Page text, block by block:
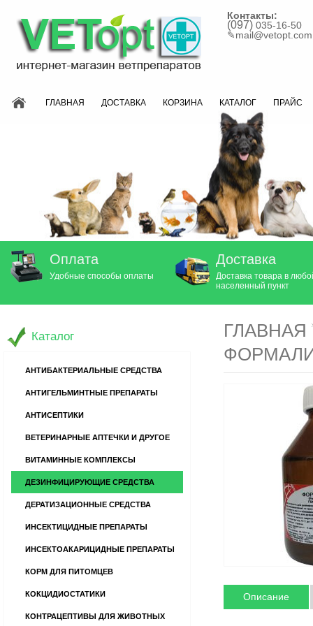
Контакты:
(097) 035-16-50
✎mail@vetopt.com
ГЛАВНАЯ ДОСТАВКА КОРЗИНА КАТАЛОГ ПРАЙС
Оплата
Удобные способы оплаты
Доставка
Доставка товара в
населенный пункт
ГЛАВНАЯ
Описание
Каталог
АНТИБАКТЕРИАЛЬНЫЕ СРЕДСТВА
АНТИГЕЛЬМИНТНЫЕ ПРЕПАРАТЫ
АНТИСЕПТИКИ
ВЕТЕРИНАРНЫЕ АПТЕЧКИ И ДРУГОЕ
ВИТАМИННЫЕ КОМПЛЕКСЫ
ДЕЗИНФИЦИРУЮЩИЕ СРЕДСТВА
ДЕРАТИЗАЦИОННЫЕ СРЕДСТВА
ИНСЕКТИЦИДНЫЕ ПРЕПАРАТЫ
ИНСЕКТОАКАРИЦИДНЫЕ ПРЕПАРАТЫ
КОРМ ДЛЯ ПИТОМЦЕВ
КОКЦИДИОСТАТИКИ
КОНТРАЦЕПТИВЫ ДЛЯ ЖИВОТНЫХ